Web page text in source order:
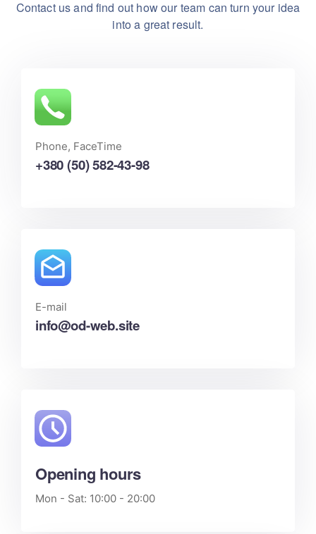
Contact us and find out how our team can turn your idea
into a great result.
+380 (50) 582-43-98
Phone, FaceTime
info@od-web.site
E-mail
Opening hours
Mon - Sat: 10:00 - 20:00